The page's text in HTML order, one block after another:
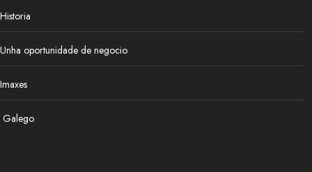
Historia
Unha oportunidade de negocio
Imaxes
Galego